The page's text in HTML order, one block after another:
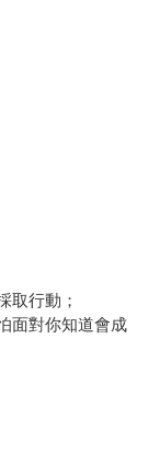
當一個人感染
。想要實現宏
先改變自己。
的進步、高階
上績效最好同
舞讀者期許自
也請你開始起
同為這個社會
取行動；
面對你知道會成